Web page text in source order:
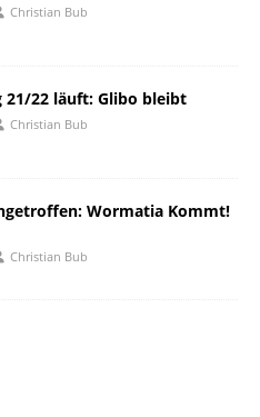
Christian Bub
21/22 läuft: Glibo bleibt
Christian Bub
Wormatia Kommt!
Christian Bub